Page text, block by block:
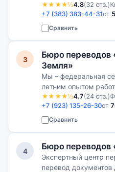
клиенты всегда
качеством нашей
★★★★½4.8(32 отз.)
+7 (383) 383-44-31от
Сравнить
3
Бюро переводов
Земля»
Мы – федеральная
летним опытом
просто переводим, а
подход к каждому
★★★★½4.7(24 отз.)
+7 (923) 135-26-30от
Сравнить
4 Бюро переводов
Экспертный центр
перевод документов